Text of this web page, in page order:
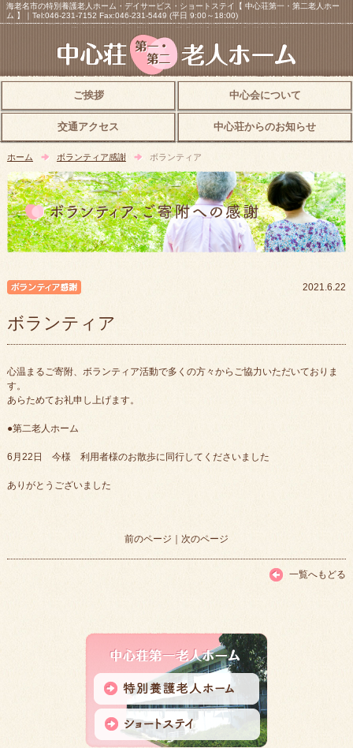
海老名市の特別養護老人ホーム・デイサービス・ショートステイ【 中心荘第一・第二老人ホー
ム 】｜Tel:046-231-7152 Fax:046-231-5449 (平日 9:00～18:00)
ご挨拶 中心会について
交通アクセス 中心荘からのお知らせ
ホーム ボランティア感謝 ボランティア
2021.6.22
ボランティア
心温まるご寄附、ボランティア活動で多くの方々からご協力いただいておりま
す。
あらためてお礼申し上げます。
●第二老人ホーム
6月22日 今様 利用者様のお散歩に同行してくださいました
ありがとうございました
前のページ ｜ 次のページ
一覧へもどる